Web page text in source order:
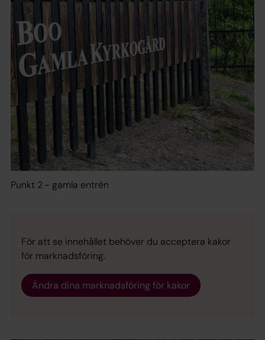
Punkt 2 - gamla entrén
För att se innehållet behöver du acceptera kakor
för marknadsföring.
Ändra dina marknadsföring för kakor